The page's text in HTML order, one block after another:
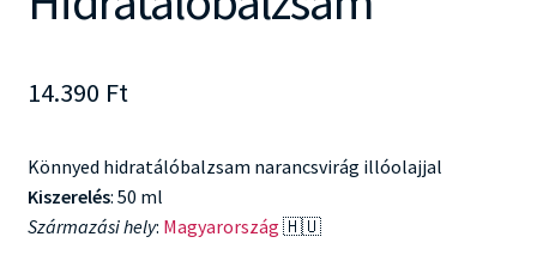
14.390 Ft
Könnyed hidratálóbalzsam narancsvirág illóolajjal
Kiszerelés: 50 ml
Származási hely: Magyarország 🇭🇺